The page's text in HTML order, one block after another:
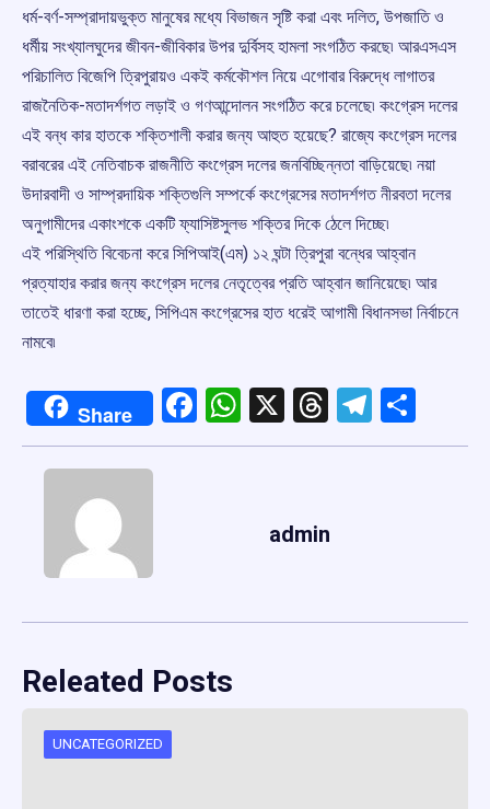
ধর্ম-বর্ণ-সম্প্রাদায়ভুক্ত মানুষের মধ্যে বিভাজন সৃষ্টি করা এবং দলিত, উপজাতি ও
ধর্মীয় সংখ্যালঘুদের জীবন-জীবিকার উপর দুর্বিসহ হামলা সংগঠিত করছে৷ আরএসএস
পরিচালিত বিজেপি ত্রিপুরায়ও একই কর্মকৌশল নিয়ে এগোবার বিরুদ্ধে লাগাতর
রাজনৈতিক-মতাদর্শগত লড়াই ও গণআন্দোলন সংগঠিত করে চলেছে৷ কংগ্রেস দলের
এই বন্ধ কার হাতকে শক্তিশালী করার জন্য আহুত হয়েছে? রাজ্যে কংগ্রেস দলের
বরাবরের এই নেতিবাচক রাজনীতি কংগ্রেস দলের জনবিচ্ছিন্নতা বাড়িয়েছে৷ নয়া
উদারবাদী ও সাম্প্রদায়িক শক্তিগুলি সম্পর্কে কংগ্রেসের মতাদর্শগত নীরবতা দলের
অনুগামীদের একাংশকে একটি ফ্যাসিষ্টসুলভ শক্তির দিকে ঠেলে দিচ্ছে৷
এই পরিস্থিতি বিবেচনা করে সিপিআই(এম) ১২ ঘন্টা ত্রিপুরা বন্ধের আহ্বান
প্রত্যাহার করার জন্য কংগ্রেস দলের নেতৃত্বের প্রতি আহ্বান জানিয়েছে৷ আর
তাতেই ধারণা করা হচ্ছে, সিপিএম কংগ্রেসের হাত ধরেই আগামী বিধানসভা নির্বাচনে
নামবে৷
Share Facebook
WhatsApp
X Threads
admin
Releated Posts
UNCATEGORIZED